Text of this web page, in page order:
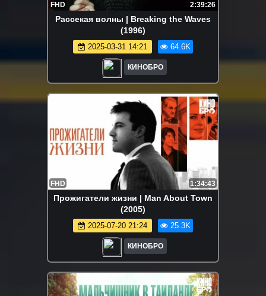
FHD 2:39:26
Рассекая волны | Breaking the Waves
(1996)
2025-03-31 14:21 64.6K
КИНОБРО
FHD 1:34:43
Прожигатели жизни | Man About Town
(2005)
2025-07-20 21:24 25.3K
КИНОБРО